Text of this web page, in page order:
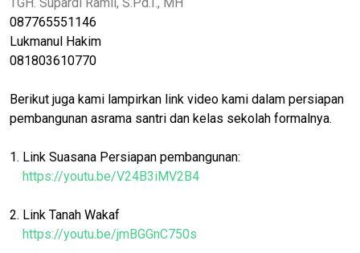
087765551146
Lukmanul Hakim
081803610770
Berikut juga kami lampirkan link video kami dalam persiapan
pembangunan asrama santri dan kelas sekolah formalnya.
1. Link Suasana Persiapan pembangunan:
https://youtu.be/V24B3iMV2B4
2. Link Tanah Wakaf
https://youtu.be/jmBGGnC750s